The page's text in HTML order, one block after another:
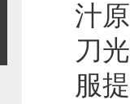
汁
刀
服